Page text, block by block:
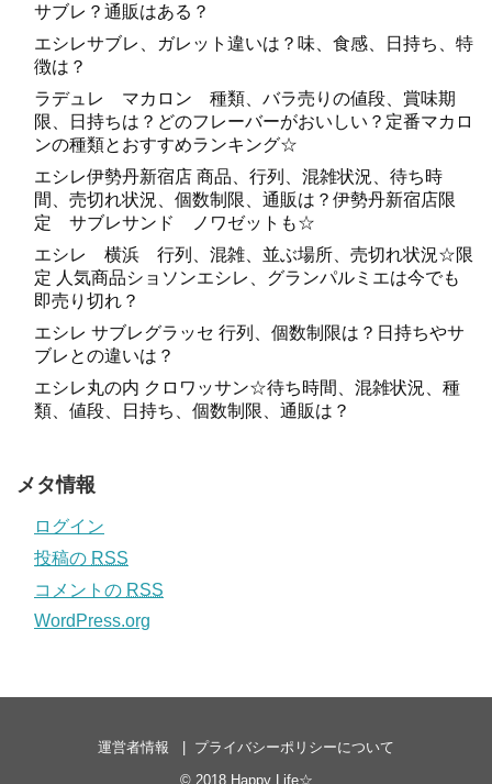
サブレ？通販はある？
エシレサブレ、ガレット違いは？味、食感、日持ち、特
徴は？
ラデュレ マカロン 種類、バラ売りの値段、賞味期
限、日持ちは？どのフレーバーがおいしい？定番マカロ
ンの種類とおすすめランキング☆
エシレ伊勢丹新宿店 商品、行列、混雑状況、待ち時
間、売切れ状況、個数制限、通販は？伊勢丹新宿店限
定 サブレサンド ノワゼットも☆
エシレ 横浜 行列、混雑、並ぶ場所、売切れ状況☆限
定 人気商品ショソンエシレ、グランパルミエは今でも
即売り切れ？
エシレ サブレグラッセ 行列、個数制限は？日持ちやサ
ブレとの違いは？
エシレ丸の内 クロワッサン☆待ち時間、混雑状況、種
類、値段、日持ち、個数制限、通販は？
メタ情報
ログイン
投稿の RSS
コメントの RSS
WordPress.org
運営者情報
プライバシーポリシーについて
© 2018 Happy Life☆